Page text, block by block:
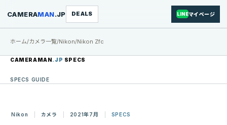
CAMERAMAN.JP DEALS LINEマイページ
ホーム/カメラ一覧/Nikon/Nikon Zfc
CAMERAMAN.JP SPECS
SPECS GUIDE
Nikon カメラ 2021年7月 SPECS